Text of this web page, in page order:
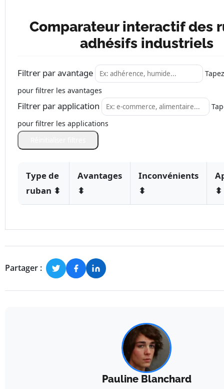
Comparateur interactif des
adhésifs industriels
Filtrer par avantage
pour filtrer les avantages
Filtrer par application
pour filtrer les applications
Type de
ruban ⬍
Avantages
⬍
Inconvénients
⬍
⬍
Partager :
Pauline Blanchard